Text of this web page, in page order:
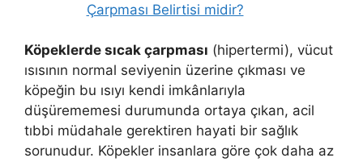
Çarpması Belirtisi midir?
Köpeklerde sıcak çarpması (hipertermi), vücut
ısısının normal seviyenin üzerine çıkması ve
köpeğin bu ısıyı kendi imkânlarıyla
düşürememesi durumunda ortaya çıkan, acil
tıbbi müdahale gerektiren hayati bir sağlık
sorunudur. Köpekler insanlara göre çok daha az